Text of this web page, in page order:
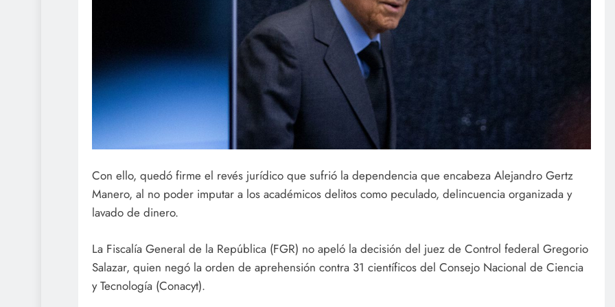
Con ello, quedó firme el revés jurídico que sufrió la dependencia que encabeza Alejandro Gertz
Manero, al no poder imputar a los académicos delitos como peculado, delincuencia organizada y
lavado de dinero.
La Fiscalía General de la República (FGR) no apeló la decisión del juez de Control federal Gregorio
Salazar, quien negó la orden de aprehensión contra 31 científicos del Consejo Nacional de Ciencia
y Tecnología (Conacyt).